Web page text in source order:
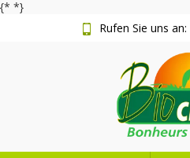
{* *}
Rufen Sie uns an: